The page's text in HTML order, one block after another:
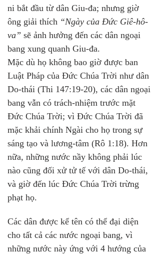
ni bắt đầu từ dân Giu-đa; nhưng giờ
ông giải thích “Ngày của Đức Giê-hô-
va” sẽ ảnh hưởng đến các dân ngoại
bang xung quanh Giu-đa.
Mặc dù họ không bao giờ được ban
Luật Pháp của Đức Chúa Trời như dân
Do-thái (Thi 147:19-20), các dân ngoại
bang vẫn có trách-nhiệm trước mặt
Đức Chúa Trời; vì Đức Chúa Trời đã
mặc khải chính Ngài cho họ trong sự
sáng tạo và lương-tâm (Rô 1:18). Hơn
nữa, những nước nầy không phải lúc
nào cũng đối xử tử tế với dân Do-thái,
và giờ đến lúc Đức Chúa Trời trừng
phạt họ.
Các dân được kể tên có thể đại diện
cho tất cả các nước ngoại bang, vì
những nước này ứng với 4 hướng của